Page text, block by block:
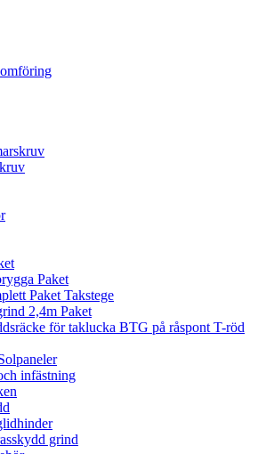
Paket
Paket Takstege
2,4m Paket
för taklucka BTG på råspont T-röd
infästning
grind